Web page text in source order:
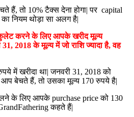
हैं, तो 10% टैक्स देना होगा| पर capital
नियम थोड़ा सा अलग है|
करने के लिए आपके खरीद मूल्य
2018 के मूल्य में जो राशि ज्यादा है, वह
में खरीदा था| जनवरी 31, 2018 को
बेचते हैं, तो उसका मूल्य 170 रुपये है|
के लिए आपके purchase price को 130
कहते हैं|